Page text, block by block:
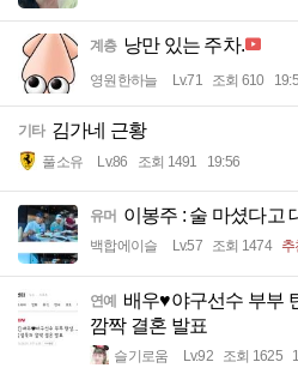
계층 낭만 있는 주차.
영원한하늘 Lv.71 조회 610
기타 김가네 근황
풀소유 Lv.86 조회 1491 19:56
유머 이봉주 : 술 마셨다고
백합에이슬 Lv.57 조회 1474 추
연예
배우♥야구선수 부부
깜짝 결혼 발표
슬기로움 Lv.92 조회 1625